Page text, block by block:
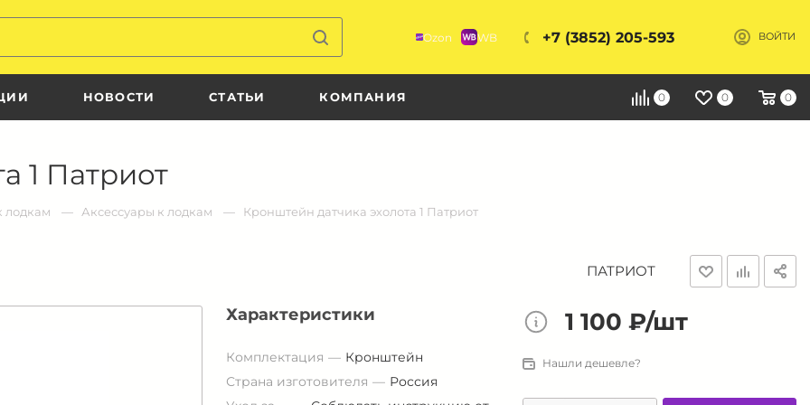
Ozon WB +7 (3852) 205-593 ВОЙТИ
НОВОСТИ СТАТЬИ КОМПАНИЯ 0 0 0
1 Патриот
лодкам Аксессуары к лодкам Кронштейн датчика эхолота 1 Патриот
ПАТРИОТ
Характеристики
Комплектация
Кронштейн
Страна изготовителя
Россия
1 100 ₽/шт
Нашли дешевле?